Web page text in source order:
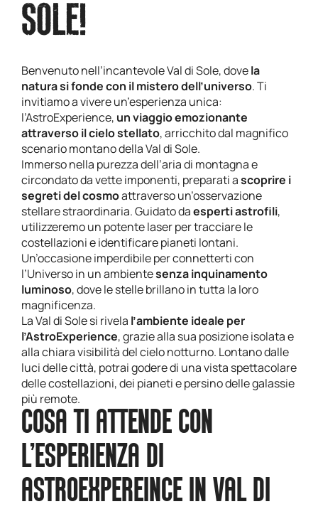
SOLE!
Benvenuto nell’incantevole Val di Sole, dovela
natura si fonde con il mistero dell’universo. Ti
invitiamo a vivere un’esperienza unica:
l’AstroExperience, un viaggio emozionante
attraverso il cielo stellato, arricchito dal magnifico
scenario montano della Val di Sole.
Immerso nella purezza dell’aria di montagna e
circondato da vette imponenti, preparati ascoprire i
segreti del cosmoattraverso un’osservazione
stellare straordinaria. Guidato daesperti astrofili,
utilizzeremo un potente laser per tracciare le
costellazioni e identificare pianeti lontani.
Un’occasione imperdibile per connetterti con
l’Universo in un ambientesenza inquinamento
luminoso, dove le stelle brillano in tutta la loro
magnificenza.
La Val di Sole si rivela l’ambiente ideale per
l’AstroExperience, grazie alla sua posizione isolata e
alla chiara visibilità del cielo notturno. Lontano dalle
luci delle città, potrai godere di una vista spettacolare
delle costellazioni, dei pianeti e persino delle galassie
più remote.
COSA TI ATTENDE CON
L’ESPERIENZA DI
ASTROEXPEREINCE IN VAL DI